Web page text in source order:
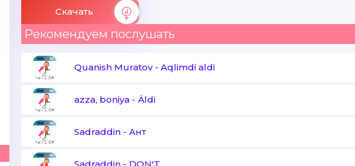
Скачать
Ананың әлдилері де әлдилері де
Әли Әли Әли яу
Рекомендуем послушать
Quanish Muratov- Aqlimdi aldi
azza, boniya - Äldi
Sadraddin - Ант